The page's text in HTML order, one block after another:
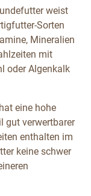
weist
Sorten
Mineralien
mit
oder Algenkalk
eine hohe
gut verwertbarer
enthalten im
keine schwer